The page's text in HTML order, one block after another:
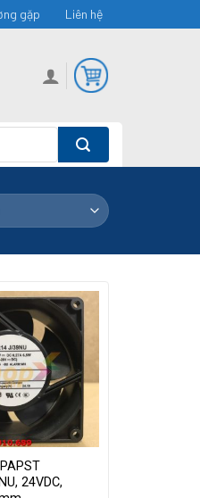
gặp Liên hệ
24VDC,